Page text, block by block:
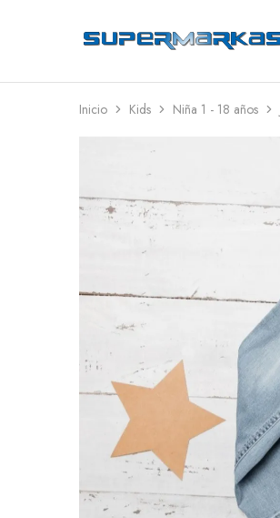
SuperMarkas
Ropa
Envío
gratis*
Inicio Kids Niña 1 - 18 años